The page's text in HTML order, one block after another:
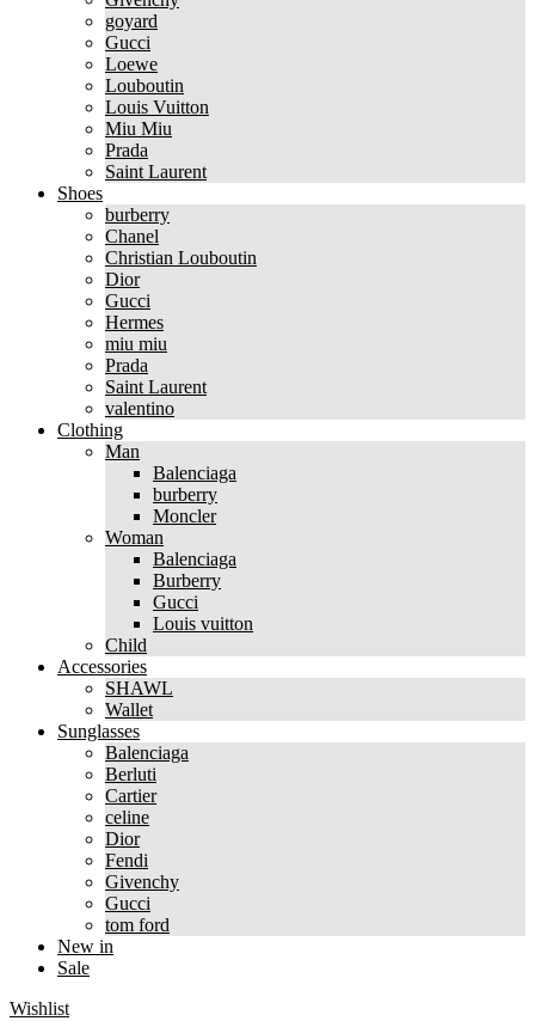
goyard
Gucci
Loewe
Louboutin
Louis Vuitton
Miu Miu
Prada
Saint Laurent
Shoes
burberry
Chanel
Christian Louboutin
Dior
Gucci
Hermes
miu miu
Prada
Saint Laurent
valentino
Clothing
Man
Balenciaga
burberry
Moncler
Woman
Balenciaga
Burberry
Gucci
Louis vuitton
Child
Accessories
SHAWL
Wallet
Sunglasses
Balenciaga
Berluti
Cartier
celine
Dior
Fendi
Givenchy
Gucci
tom ford
New in
Sale
Wishlist